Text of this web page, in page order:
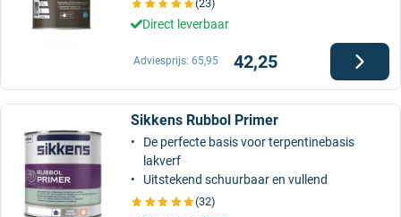
(23)
Direct leverbaar
42,25
Adviesprijs: 65,95
Sikkens Rubbol Primer
De perfecte basis voor terpentinebasis
lakverf
Uitstekend schuurbaar en vullend
(32)